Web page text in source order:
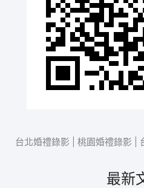
台北婚禮錄影 | 桃園婚禮錄影 |
最新